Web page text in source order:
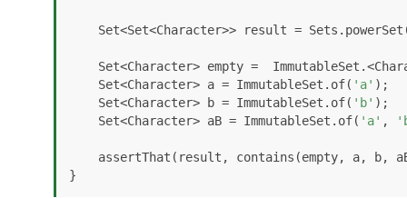
    Set<Character> a = ImmutableSet.of(
'a' );
    Set<Character> b = ImmutableSet.of(
'b' );
    Set<Character> aB = ImmutableSet.of(
'a' ,
}